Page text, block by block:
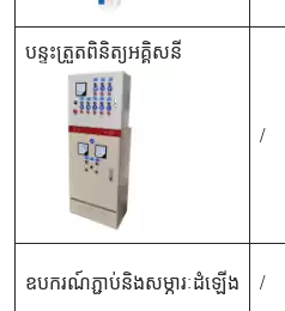
បន្ទះត្រួតពិនិត្យអគ្គិសនី
/
ឧបករណ៍ភ្ជាប់និងសម្ភារៈដំឡើង /